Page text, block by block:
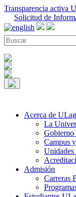
Transparencia activa
Solicitud de
Acerca de
La
Campus
Unidades
Admisión
Carreras